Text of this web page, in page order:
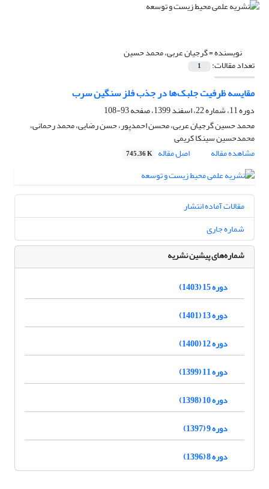
نویسنده =گرجیان عربی، محمد حسین
تعداد مقالات: 1
مقایسه ظرفیت جلبک‌ها در جذب فلز سنگین سرب
دوره 11، شماره 22، اسفند 1399، صفحه
93-108
محمد حسین گرجیان عربی، محسن احمدپور، حسن رضایی، محمد رحمانی،
محمدحسین سینکا کریمی
مشاهده مقاله
اصل مقاله 745.36 K
مقالات آماده انتشار
شماره جاری
شماره‌های پیشین نشریه
دوره 15 (1403)
دوره 13 (1401)
دوره 12 (1400)
دوره 11 (1399)
دوره 10 (1398)
دوره 9 (1397)
دوره 8 (1396)